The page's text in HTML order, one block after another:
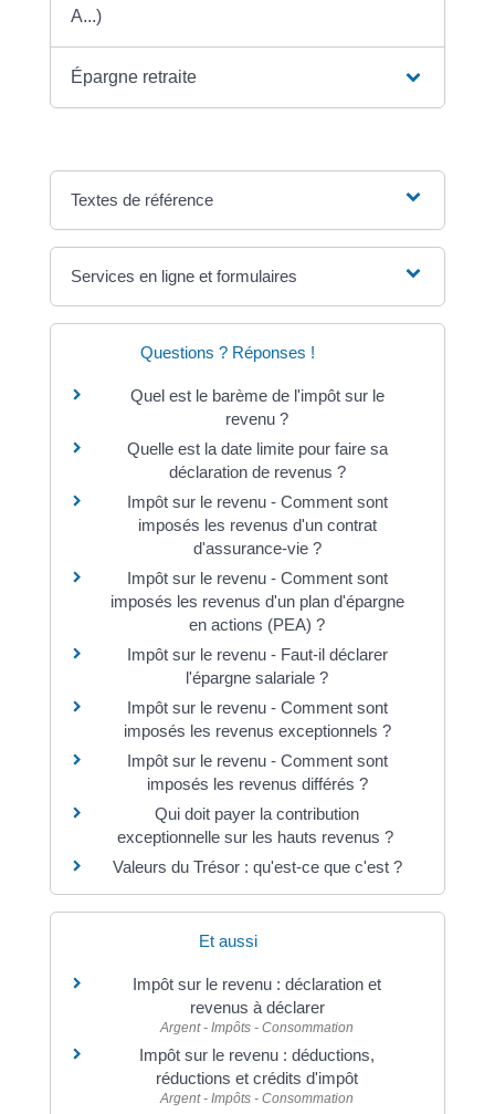
A...)
Épargne retraite
Textes de référence
Services en ligne et formulaires
Questions ? Réponses !
Quel est le barème de l'impôt sur le
revenu ?
Quelle est la date limite pour faire sa
déclaration de revenus ?
Impôt sur le revenu - Comment sont
imposés les revenus d'un contrat
d'assurance-vie ?
Impôt sur le revenu - Comment sont
imposés les revenus d'un plan d'épargne
en actions (PEA) ?
Impôt sur le revenu - Faut-il déclarer
l'épargne salariale ?
Impôt sur le revenu - Comment sont
imposés les revenus exceptionnels ?
Impôt sur le revenu - Comment sont
imposés les revenus différés ?
Qui doit payer la contribution
exceptionnelle sur les hauts revenus ?
Valeurs du Trésor : qu'est-ce que c'est ?
Et aussi
Impôt sur le revenu : déclaration et
revenus à déclarer
Argent - Impôts - Consommation
Impôt sur le revenu : déductions,
réductions et crédits d'impôt
Argent - Impôts - Consommation